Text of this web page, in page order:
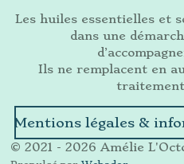
Les huiles essentielles et
dans une
Ils ne remplacent en
Mentions légales &
© 2021 - 2026 Amélie